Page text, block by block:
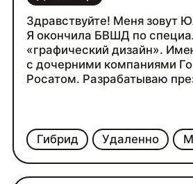
Гибрид Удаленно
Здравствуйте! Меня зовут
Я окончила БВШД по
«графический дизайн».
с дочерними компаниями
Росатом. Разрабатываю